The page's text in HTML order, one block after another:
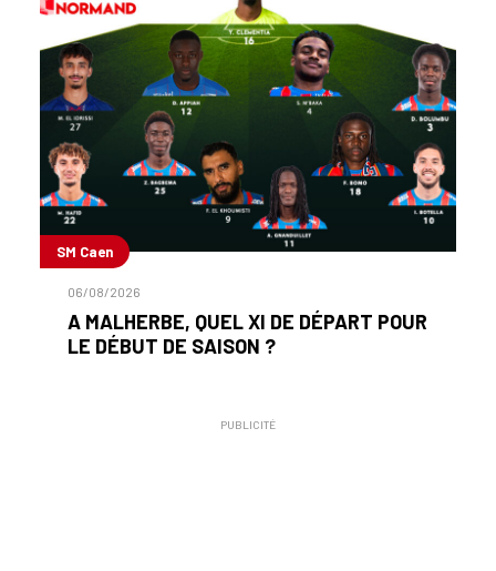
SM Caen
06/08/2026
A MALHERBE, QUEL XI DE DÉPART POUR
LE DÉBUT DE SAISON ?
PUBLICITÉ